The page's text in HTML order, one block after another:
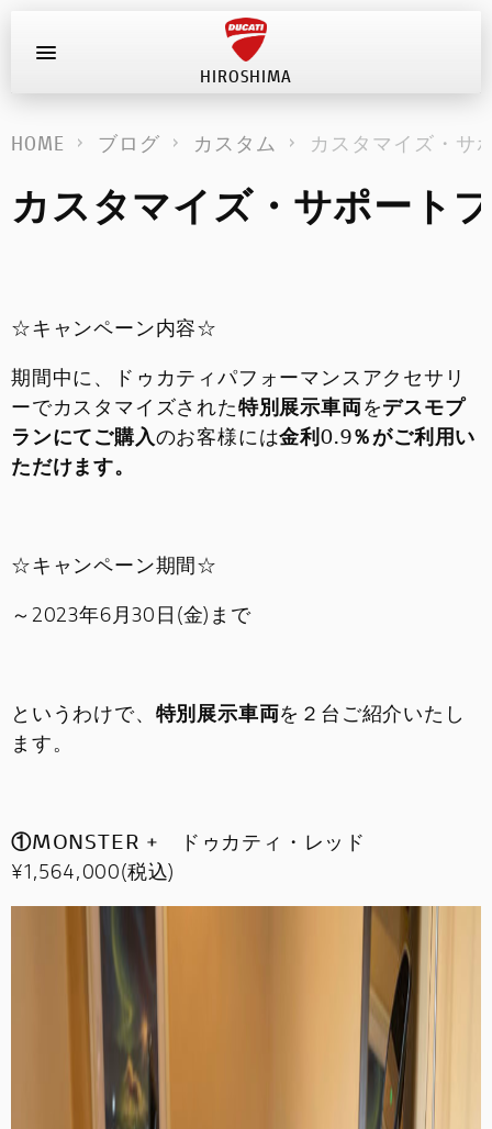
HIROSHIMA
お問い合わせ
新車
在庫車
ストア情報
ブログ
イベント
採用情報
HOME ブログ カスタム カスタマイズ・サ
カスタマイズ・サポート
☆キャンペーン内容☆
期間中に、ドゥカティパフォーマンスアクセサリ
ーでカスタマイズされた特別展示車両をデスモプ
ランにてご購入のお客様には金利0.9％がご利用い
ただけます。
☆キャンペーン期間☆
～2023年6月30日(金)まで
というわけで、 特別展示車両を２台ご紹介いたし
ます。
①MONSTER + ドゥカティ・レッド
¥1,564,000(税込)